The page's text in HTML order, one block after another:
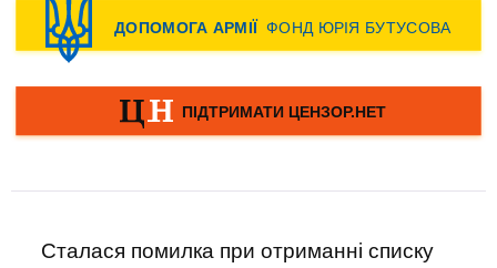
Сталася помилка при отриманні списку